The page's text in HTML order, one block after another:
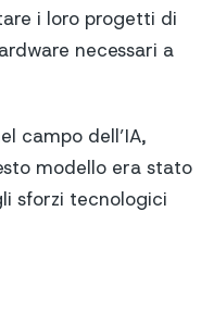
i loro progetti di
necessari a
campo dell’IA,
modello era stato
sforzi tecnologici